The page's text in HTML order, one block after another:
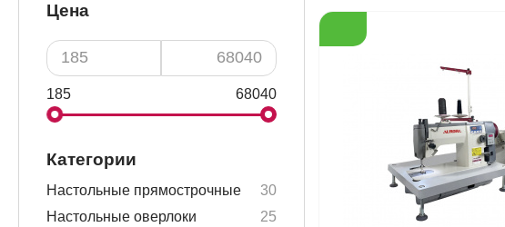
Цена
185 68040
Категории
Настольные прямострочные
30
Настольные оверлоки
25